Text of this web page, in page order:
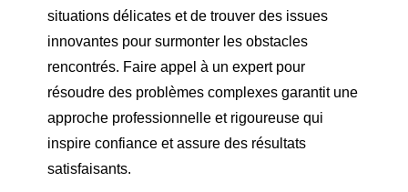
situations délicates et de trouver des issues
innovantes pour surmonter les obstacles
rencontrés. Faire appel à un expert pour
résoudre des problèmes complexes garantit une
approche professionnelle et rigoureuse qui
inspire confiance et assure des résultats
satisfaisants.